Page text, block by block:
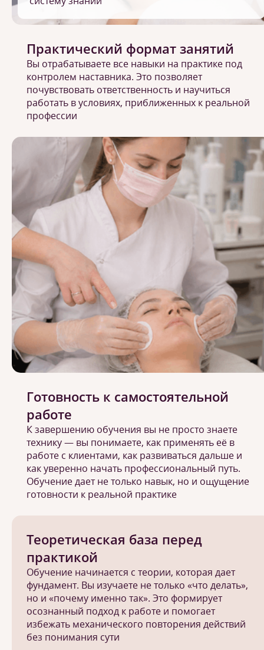
Теоретическая база перед
практикой
Обучение начинается с теории, которая дает
фундамент. Вы изучаете не только «что делать»,
но и «почему именно так». Это формирует
осознанный подход к работе и помогает
избежать механического повторения действий
без понимания сути
Практический формат занятий
Вы отрабатываете все навыки на практике под
контролем наставника. Это позволяет
почувствовать ответственность и научиться
работать в условиях, приближенных к реальной
профессии
Готовность к самостоятельной
работе
К завершению обучения вы не просто знаете
технику — вы понимаете, как применять её в
работе с клиентами, как развиваться дальше и
как уверенно начать профессиональный путь.
Обучение дает не только навык, но и ощущение
готовности к реальной практике